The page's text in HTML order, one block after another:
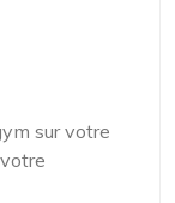
sur votre